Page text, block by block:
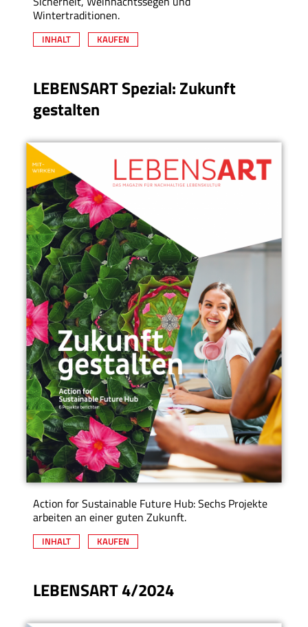
Wintertraditionen.
INHALT KAUFEN
LEBENSART Spezial: Zukunft
gestalten
Action for Sustainable Future Hub: Sechs Projekte
arbeiten an einer guten Zukunft.
INHALT KAUFEN
LEBENSART 4/2024